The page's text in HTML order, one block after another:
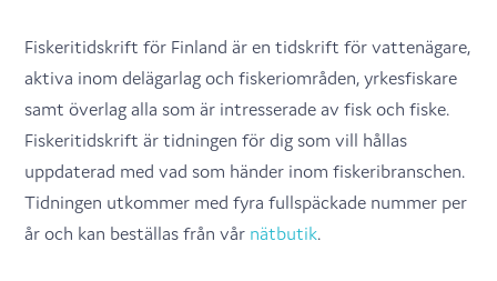
Fiskeritidskrift för Finland är en tidskrift för vattenägare,
aktiva inom delägarlag och fiskeriområden, yrkesfiskare
samt överlag alla som är intresserade av fisk och fiske.
Fiskeritidskrift är tidningen för dig som vill hållas
uppdaterad med vad som händer inom fiskeribranschen.
Tidningen utkommer med fyra fullspäckade nummer per
år och kan beställas från vår nätbutik.